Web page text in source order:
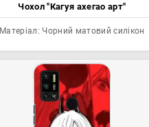
Чохол "Кагуя ахегао арт"
Матеріал: Чорний матовий силікон